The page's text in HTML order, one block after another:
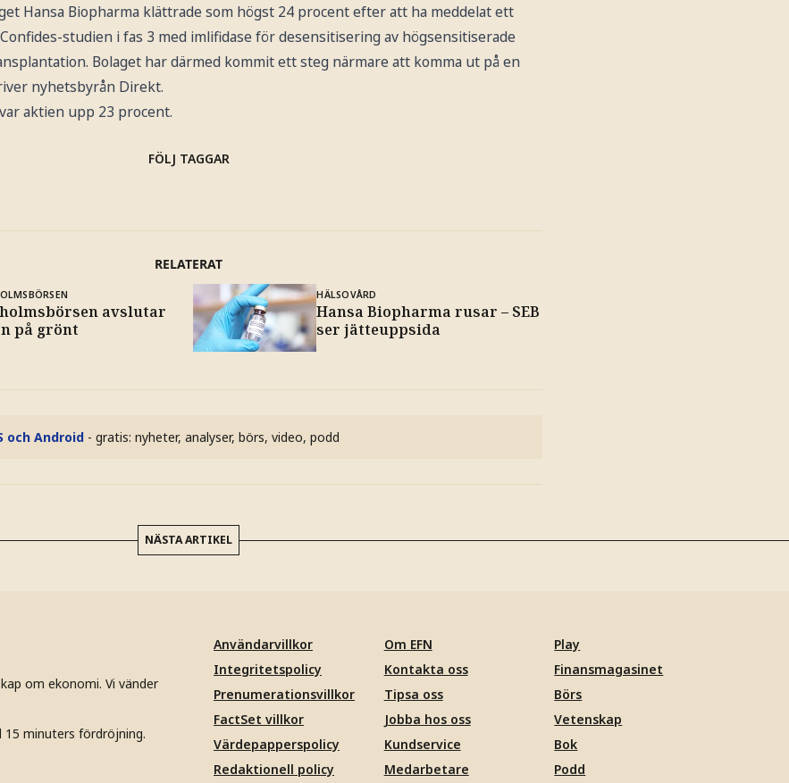
Hansa Biopharma klättrade som högst 24 procent efter att ha meddelat ett
studien i fas 3 med imlifidase för desensitisering av högsensitiserade
Bolaget har därmed kommit ett steg närmare att komma ut på en
nyhetsbyrån Direkt.
aktien upp 23 procent.
FÖLJ TAGGAR
RELATERAT
avslutar
på grönt
HÄLSOVÅRD
Hansa Biopharma rusar – SEB
ser jätteuppsida
och Android - gratis: nyheter, analyser, börs, video, podd
NÄSTA ARTIKEL
om ekonomi. Vi vänder
15 minuters fördröjning.
Användarvillkor
Integritetspolicy
Prenumerationsvillkor
FactSet villkor
Värdepapperspolicy
Redaktionell policy
Om EFN
Kontakta oss
Tipsa oss
Jobba hos oss
Kundservice
Medarbetare
Play
Finansmagasinet
Börs
Vetenskap
Bok
Podd